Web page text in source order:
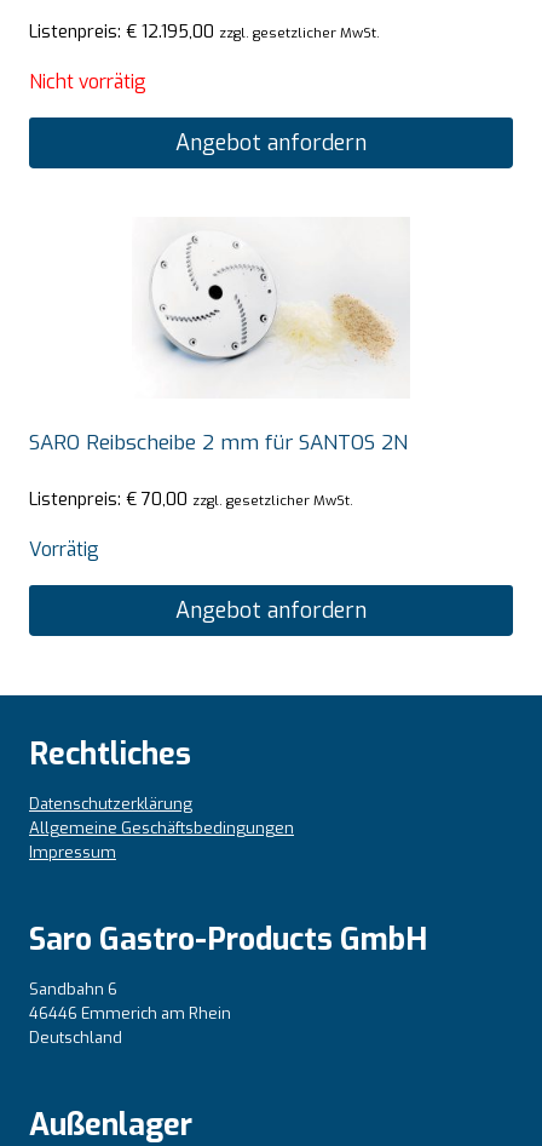
Listenpreis: € 12.195,00 zzgl. gesetzlicher MwSt.
Nicht vorrätig
Angebot anfordern
SARO Reibscheibe 2 mm für SANTOS 2N
Listenpreis: € 70,00 zzgl. gesetzlicher MwSt.
Vorrätig
Angebot anfordern
Rechtliches
Datenschutzerklärung
Allgemeine Geschäftsbedingungen
Impressum
Saro Gastro-Products GmbH
Sandbahn 6
46446 Emmerich am Rhein
Deutschland
Außenlager